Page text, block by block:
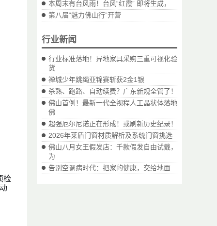
本周末有台风雨！台风“红霞” 即将生成，
第八届“魅力佛山行”开营
行业新闻
行业标准落地！异地家具采购三重可视化验
货
禅城少年跳绳亚锦赛斩获2金1银
杀熟、跑路、自动续费？广东新规全管了！
佛山首例！最新一代全视程人工晶状体落地
佛
超强厄尔尼诺正在形成！或刷新历史纪录！
2026年莱盾门窗材质解析及系统门窗挑选
佛山八月女王假发店：千款假发自由试戴，
为
告别空调病时代：把家的健康，交给地面
检